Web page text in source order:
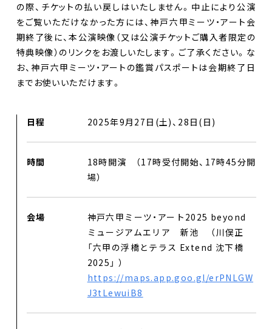
の際、チケットの払い戻しはいたしません。中止により公演
をご覧いただけなかった方には、神戸六甲ミーツ・アート会
期終了後に、本公演映像（又は公演チケットご購入者限定の
特典映像）のリンクをお渡しいたします。ご了承ください。な
お、神戸六甲ミーツ・アートの鑑賞パスポートは会期終了日
までお使いいただけます。
日程 2025年9月27日(土)、28日(日)
時間
18時開演 （17時受付開始、17時45分開
場）
会場
神戸六甲ミーツ・アート2025 beyond
ミュージアムエリア 新池 （川俣正
「六甲の浮橋とテラス Extend 沈下橋
2025」 ）
https://maps.app.goo.gl/erPNLGW
J3tLewuiB8